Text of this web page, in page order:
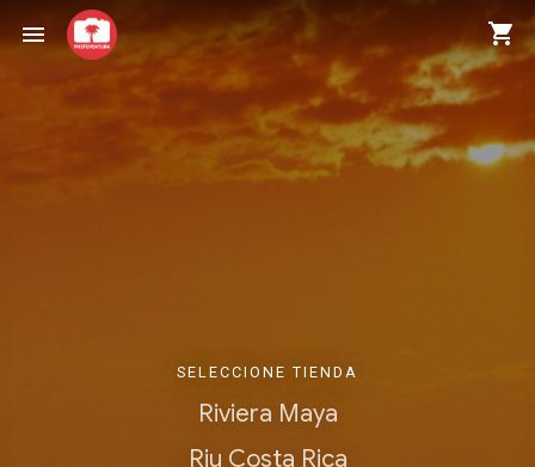
menu shopping_cart
SELECCIONE TIENDA
Riviera Maya
Riu Costa Rica